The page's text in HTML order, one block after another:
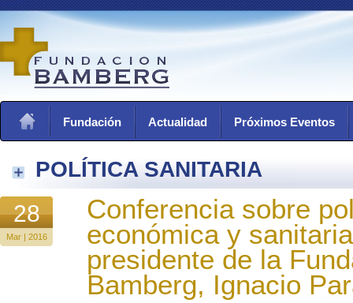
Fundación Actualidad Próximos Eventos
POLÍTICA SANITARIA
28
Mar | 2016
Conferencia sobre
económica y
presidente de la
Bamberg, Ignacio